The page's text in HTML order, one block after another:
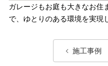
ガレージもお庭も大きなお住
で、ゆとりのある環境を実現
施工事例